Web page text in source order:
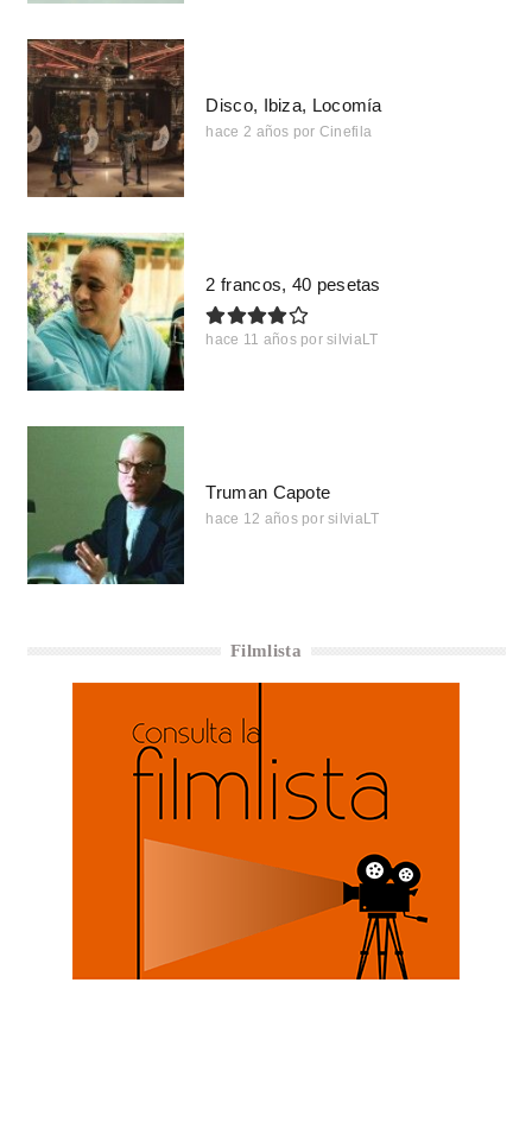
Disco, Ibiza, Locomía
hace 2 años por Cinefila
2 francos, 40 pesetas
hace 11 años por silviaLT
Truman Capote
hace 12 años por silviaLT
Filmlista